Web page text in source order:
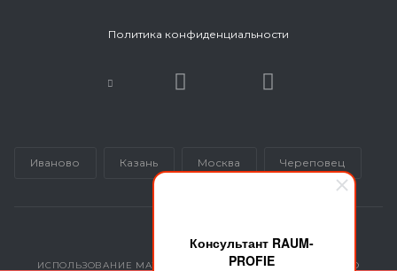
Консультант RAUM-
PROFIE
Политика конфиденциальности
Иваново Казань Москва Череповец
ИСПОЛЬЗОВАНИЕ МАТЕРИАЛОВ САЙТА ВОЗМОЖНО ТОЛЬКО